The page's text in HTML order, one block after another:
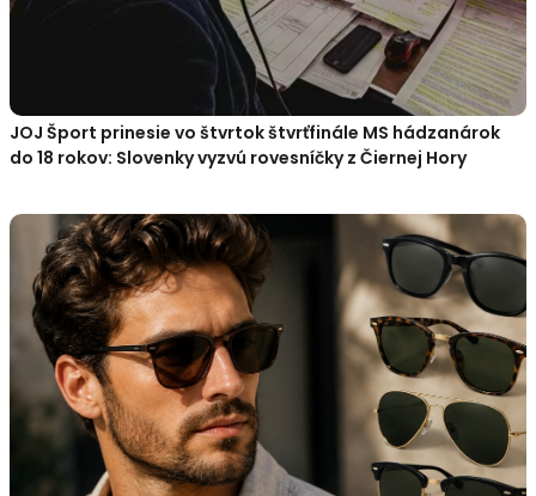
JOJ Šport prinesie vo štvrtok štvrťfinále MS hádzanárok
do 18 rokov: Slovenky vyzvú rovesníčky z Čiernej Hory